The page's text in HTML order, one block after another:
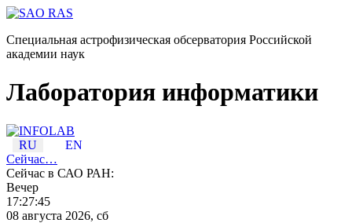
Специальная астрофизическая обсерватория Российской
академии наук
Лаборатория информатики
RU
EN
Сейчас…
Сейчас в САО РАН:
Вечер
17:27:45
08 августа 2026, сб